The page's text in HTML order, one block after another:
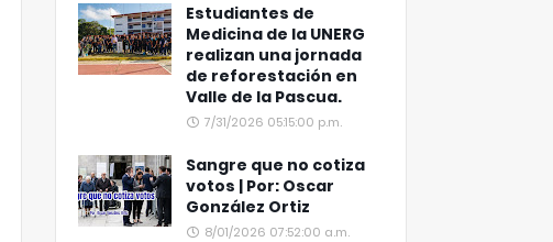
Estudiantes de
Medicina de la UNERG
realizan una jornada
de reforestación en
Valle de la Pascua.
7/31/2026 05:15:00 p.m.
Sangre que no cotiza
votos | Por: Oscar
González Ortiz
8/01/2026 07:52:00 a.m.